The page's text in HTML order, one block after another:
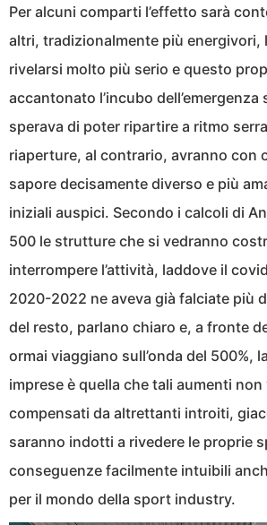
Per alcuni comparti l’effetto sarà
altri, tradizionalmente più energivori,
rivelarsi molto più serio e questo
accantonato l’incubo dell’emergenza
sperava di poter ripartire a ritmo
riaperture, al contrario, avranno con
sapore decisamente diverso e più
iniziali auspici. Secondo i calcoli di
500 le strutture che si vedranno
interrompere l’attività, laddove il
2020-2022 ne aveva già falciate più
del resto, parlano chiaro e, a fronte
ormai viaggiano sull’onda del 500%,
imprese è quella che tali aumenti non
compensati da altrettanti introiti,
saranno indotti a rivedere le proprie
conseguenze facilmente intuibili
per il mondo della sport industry.